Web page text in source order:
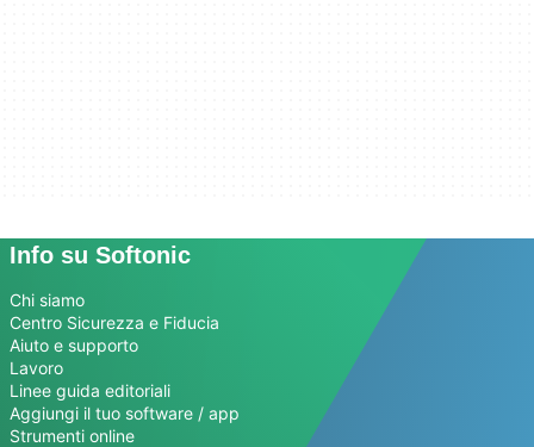
Info su Softonic
Chi siamo
Centro Sicurezza e Fiducia
Aiuto e supporto
Lavoro
Linee guida editoriali
Aggiungi il tuo software / app
Strumenti online